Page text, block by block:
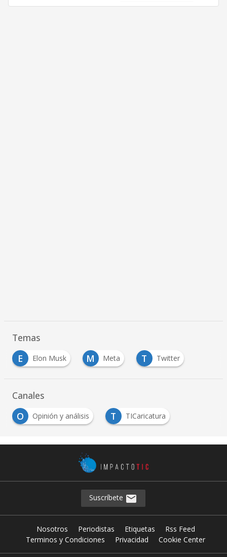
Temas
E
Elon Musk M Meta T Twitter
Canales
O
Opinión y análisis T TICaricatura
Suscríbete
Nosotros Periodistas Etiquetas
Rss Feed
Terminos y Condiciones
Privacidad Cookie Center